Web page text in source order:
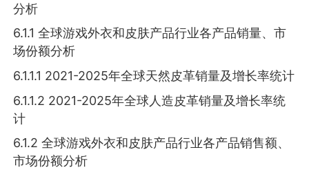
分析
6.1.1 全球游戏外衣和皮肤产品行业各产品销量、市
场份额分析
6.1.1.1 2021-2025年全球天然皮革销量及增长率统计
6.1.1.2 2021-2025年全球人造皮革销量及增长率统
计
6.1.2 全球游戏外衣和皮肤产品行业各产品销售额、
市场份额分析